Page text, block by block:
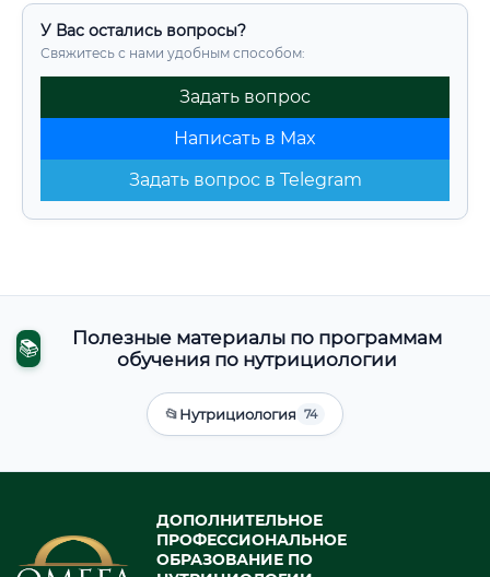
У Вас остались вопросы?
Свяжитесь с нами удобным способом:
Задать вопрос
Написать в Max
Задать вопрос в Telegram
📚
Полезные материалы по программам
обучения по нутрициологии
📂Нутрициология 74
ДОПОЛНИТЕЛЬНОЕ
ПРОФЕССИОНАЛЬНОЕ
ОБРАЗОВАНИЕ ПО